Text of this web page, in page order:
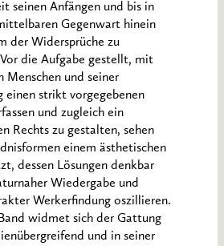
seinen Anfängen und bis in
Gegenwart hinein
der Widersprüche zu
die Aufgabe gestellt, mit
Menschen und seiner
einen strikt vorgegebenen
und zugleich ein
Rechts zu gestalten, sehen
einem ästhetischen
dessen Lösungen denkbar
Wiedergabe und
Werkerfindung oszillieren.
widmet sich der Gattung
und in seiner